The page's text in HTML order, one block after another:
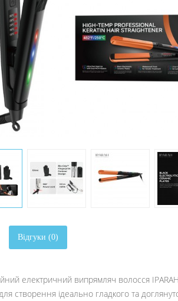
Відгуки (0)
електричний випрямляч волосся
створення ідеально гладкого та